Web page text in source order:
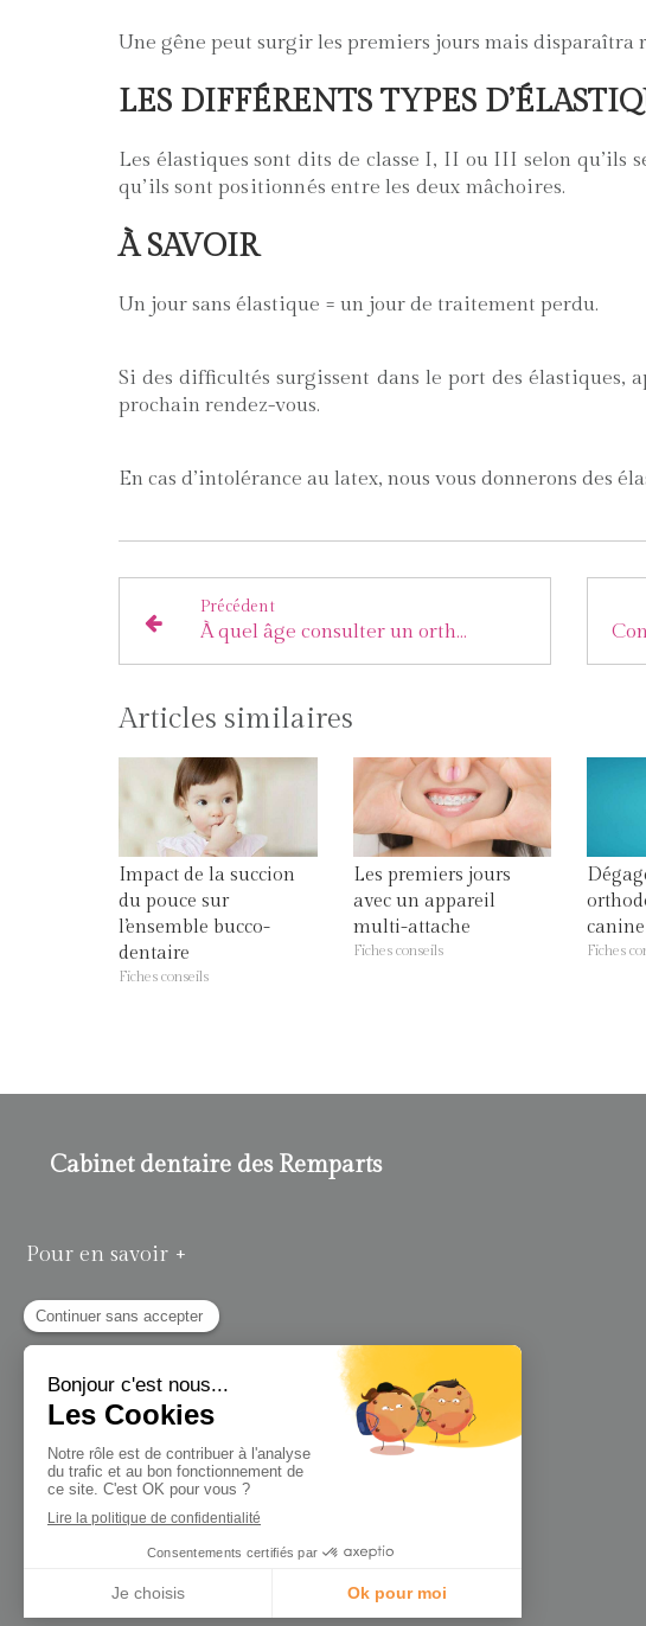
Une gêne peut surgir les premiers jours mais disparaîtra
LES DIFFÉRENTS TYPES
Les élastiques sont dits de classe I, II ou III selon qu’ils
qu’ils sont positionnésentre les deux mâchoires.
À SAVOIR
Un jour sans élastique = un jour de traitement perdu.
Si des difficultés surgissent dans le port des élastiques,
prochain rendez-vous.
En cas d’intolérance au latex, nous vous donnerons des
Précédent
À quel âge consulter un orthodontiste ?
Articles similaires
Impact de la succion
du pouce sur
l’ensemble bucco-
dentaire
Fiches conseils
Les premiers jours
avec un appareil
multi-attache
Fiches conseils Fiches
Cabinet dentaire des Remparts
Pour en savoir +
Politique de confidentialité et charte cookie
Mentions légales
Charte déontologique
Ordre national
Annuaires chirurgiens dentistes